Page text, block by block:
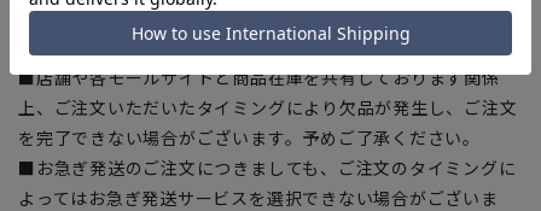
加減により、実際の商品と掲載画像の色味が異なる場合がござ
います。
■店舗や各モールサイトと商品在庫を共有しております関係
上、ご注文いただいたタイミングにより欠品が発生し、ご注文
を完了できない場合がございます。予めご了承ください。
■お急ぎ発送のご注文につきましても、ご注文のタイミングに
よってはお急ぎ発送サービスを選択できない場合がございま